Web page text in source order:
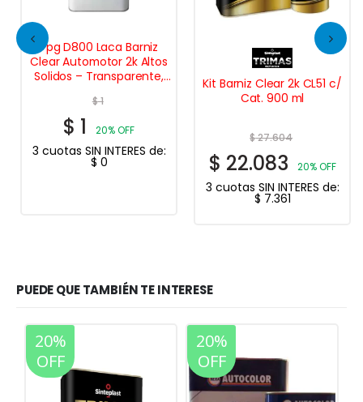
Ppg D800 Laca Barniz
Clear Automotor 2k Altos
Solidos – Transparente,
$1
$ 1 20% OFF
3 cuotas SIN INTERES de:
$ 0
Kit Barniz Clear 2k CL51 c/
Cat. 900 ml
$27.604
$ 22.083 20% OFF
3 cuotas SIN INTERES de:
$ 7.361
PUEDE QUE TAMBIÉN TE INTERESE
20%
OFF
20%
OFF